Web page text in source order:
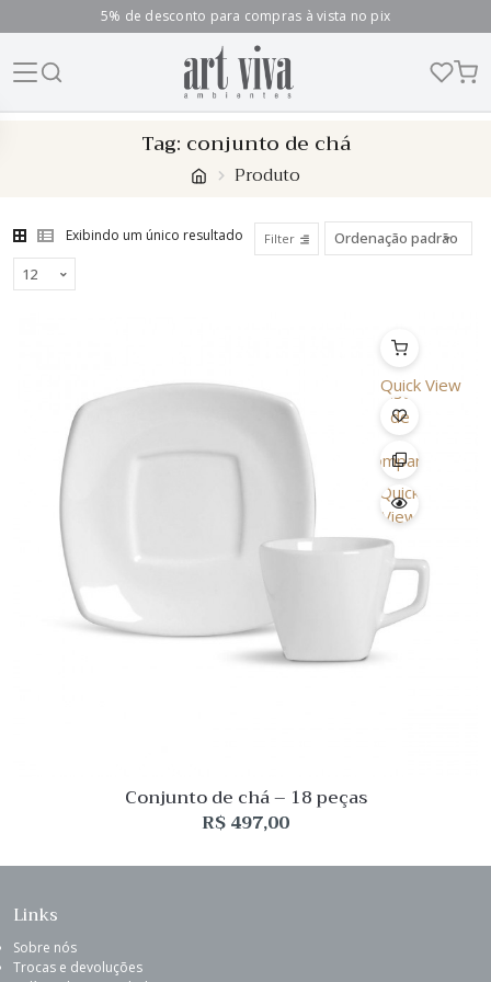
5% de desconto para compras à vista no pix
Tag: conjunto de chá
Produto
Exibindo um único resultado Filter
Quick View
Lista
de
Desejo
Comparar
Quick
View
Conjunto de chá – 18 peças
R$497,00
Links
Sobre nós
Trocas e devoluções